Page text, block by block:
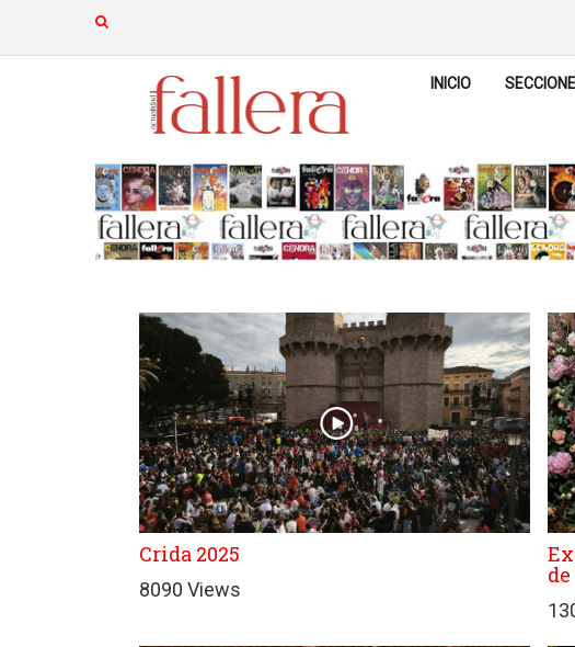
INICIO
Crida 2025
8090 Views